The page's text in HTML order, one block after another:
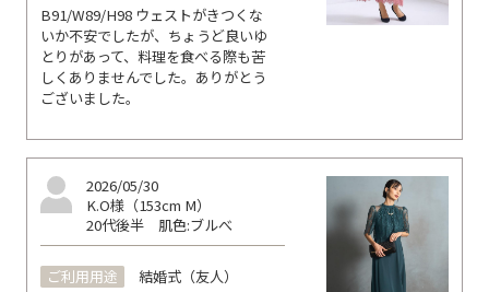
B91/W89/H98 ウェストがきつくな
いか不安でしたが、ちょうど良いゆ
とりがあって、料理を食べる際も苦
しくありませんでした。ありがとう
ございました。
2026/05/30
K.O様（153cm M）
20代後半 肌色:ブルべ
ご利用用途
結婚式（友人）